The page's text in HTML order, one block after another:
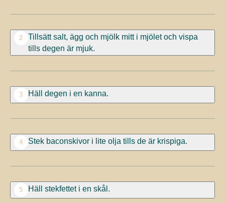
2
Tillsätt salt, ägg och mjölk mitt i mjölet och vispa
tills degen är mjuk.
3 Häll degen i en kanna.
4 Stek baconskivor i lite olja tills de är krispiga.
5 Häll stekfettet i en skål.